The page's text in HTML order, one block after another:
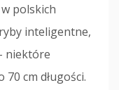
polskich
inteligentne,
niektóre
cm długości.